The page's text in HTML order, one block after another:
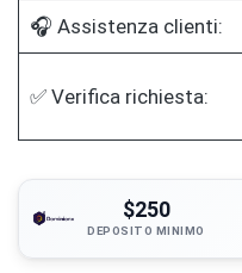
🎧 Assistenza clienti:
✅ Verifica richiesta:
$250
DEPOSITO MINIMO